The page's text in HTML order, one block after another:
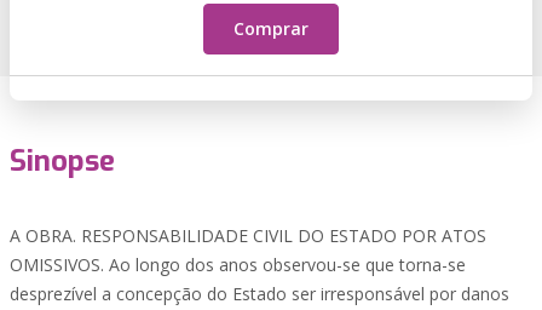
Comprar
Sinopse
A OBRA. RESPONSABILIDADE CIVIL DO ESTADO POR ATOS
OMISSIVOS. Ao longo dos anos observou-se que torna-se
desprezível a concepção do Estado ser irresponsável por danos